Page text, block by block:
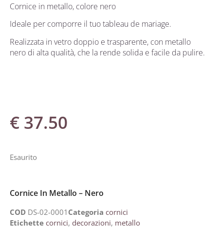
Cornice in metallo, colore nero
Ideale per comporre il tuo tableau de mariage.
Realizzata in vetro doppio e trasparente, con metallo
nero di alta qualità, che la rende solida e facile da pulire.
€ 37.50
Esaurito
Cornice In Metallo – Nero
COD DS-02-0001 Categoria cornici
Etichette cornici, decorazioni, metallo